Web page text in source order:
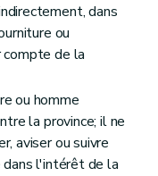
dans
ou
compte de la
ou homme
la province; il ne
aviser ou suivre
dans l'intérêt de la